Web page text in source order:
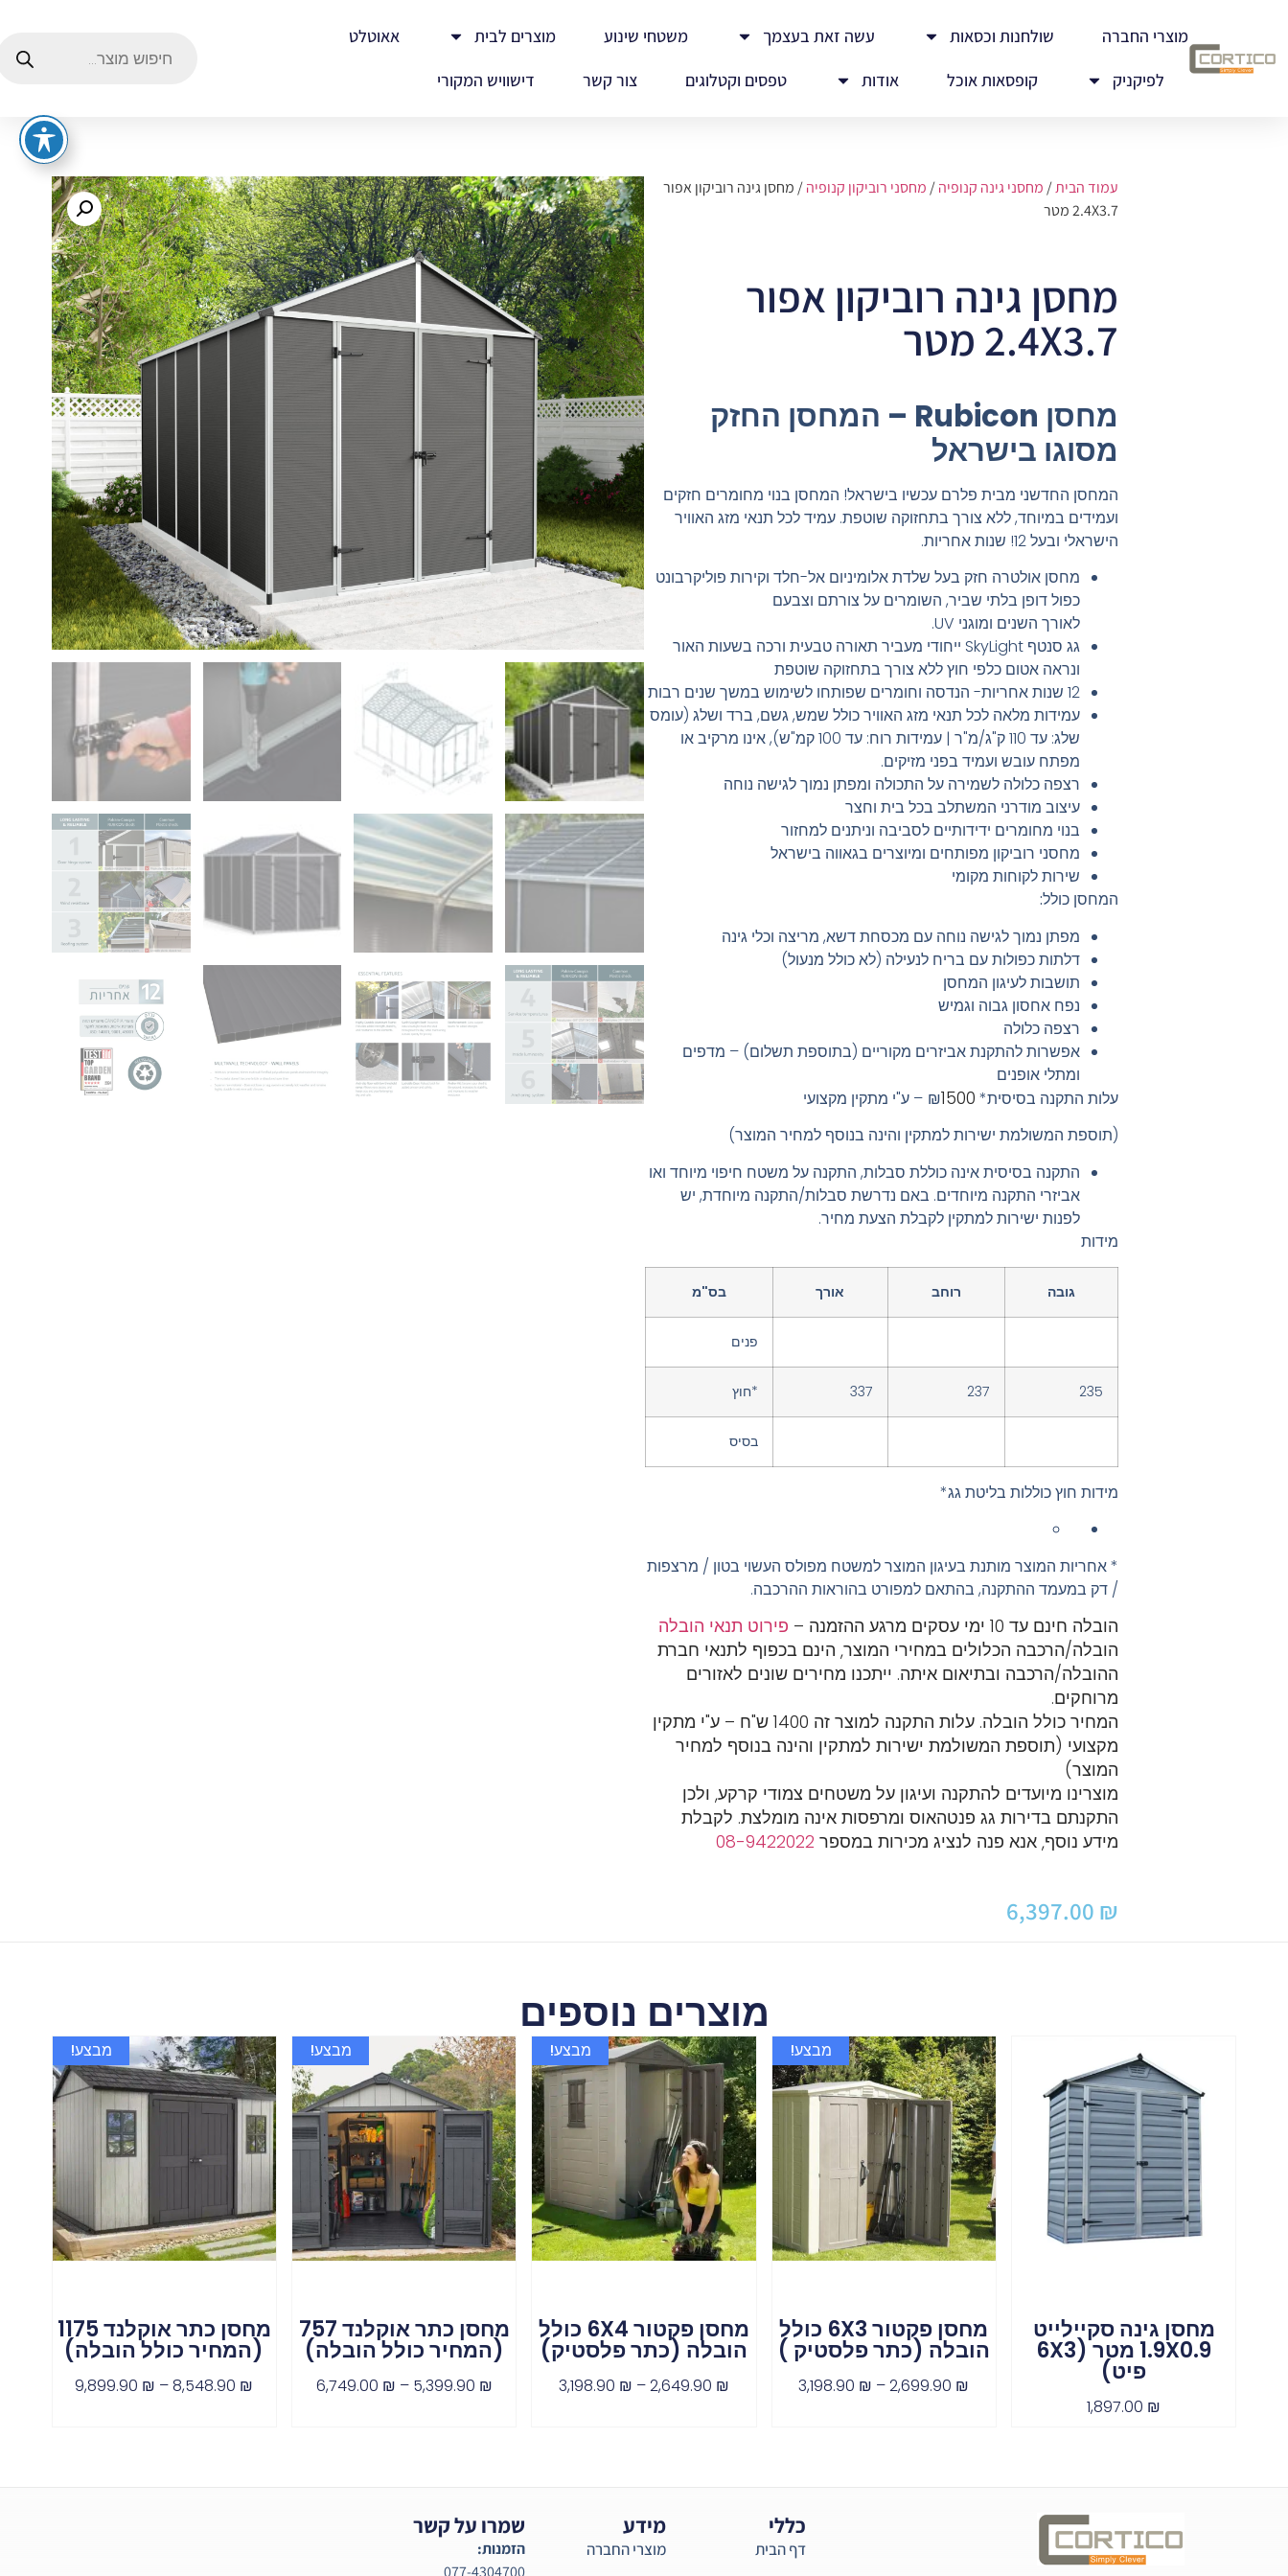
מוצרי החברה שולחנות וכסאות עשה זאת בעצמך משטחי שינוע מוצרים לבית
אאוטלט
לפיקניק
קופסאות אוכל אודות טפסים וקטלוגים צור קשר דישוויש המקורי
עמוד הבית/ מחסני גינה קנופיה/ מחסני רוביקון קנופיה/ מחסן גינה רוביקון אפור
2.4X3.7 מטר
מחסן גינה רוביקון אפור
2.4X3.7 מטר
מחסן Rubicon – המחסן החזק
מסוגו בישראל
המחסן החדשני מבית פלרם עכשיו בישראל! המחסן בנוי מחומרים חזקים
ועמידים במיוחד, ללא צורך בתחזוקה שוטפת. עמיד לכל תנאי מזג האוויר
הישראלי ובעל 12! שנות אחריות.
מחסן אולטרה חזק בעל שלדת אלומיניום אל-חלד וקירות פוליקרבונט
כפול דופן בלתי שביר, השומרים על צורתם וצבעם
לאורך השנים ומוגני UV.
גג סנטף SkyLight ייחודי מעביר תאורה טבעית ורכה בשעות האור
ונראה אטום כלפי חוץ ללא צורך בתחזוקה שוטפת
12 שנות אחריות- הנדסה וחומרים שפותחו לשימוש במשך שנים רבות
עמידות מלאה לכל תנאי מזג האוויר כולל שמש, גשם, ברד ושלג (עומס
שלג: עד 110 ק"ג/מ"ר | עמידות רוח: עד 100 קמ"ש), אינו מרקיב או
מפתח עובש ועמיד בפני מזיקים.
רצפה כלולה לשמירה על התכולה ומפתן נמוך לגישה נוחה
עיצוב מודרני המשתלב בכל בית וחצר
בנוי מחומרים ידידותיים לסביבה וניתנים למחזור
מחסני רוביקון מפותחים ומיוצרים בגאווה בישראל
שירות לקוחות מקומי
המחסן כולל:
מפתן נמוך לגישה נוחה עם מכסחת דשא, מריצה וכלי גינה
דלתות כפולות עם בריח לנעילה (לא כולל מנעול)
תושבות לעיגון המחסן
נפח אחסון גבוה וגמיש
רצפה כלולה
אפשרות להתקנת אביזרים מקוריים (בתוספת תשלום) – מדפים
ומתלי אופנים
עלות התקנה בסיסית* ₪ 1500
– ע"י מתקין מקצועי
(תוספת המשולמת ישירות למתקין והינה בנוסף למחיר המוצר)
התקנה בסיסית אינה כוללת סבלות, התקנה על משטח חיפוי מיוחד ואו
אביזרי התקנה מיוחדים. באם נדרשת סבלות/התקנה מיוחדת, יש
לפנות ישירות למתקין לקבלת הצעת מחיר.
מידות
גובה רוחב אורך בס"מ
פנים
235
237
337 *חוץ
בסיס
מידות חוץ כוללות בליטת גג*
* אחריות המוצר מותנת בעיגון המוצר למשטח מפולס העשוי בטון / מרצפות
/ דק במעמד ההתקנה, בהתאם למפורט בהוראות ההרכבה.
הובלה חינם עד 10 ימי עסקים מרגע ההזמנה –
פירוט תנאי הובלה
הובלה/הרכבה הכלולים במחירי המוצר, הינם בכפוף לתנאי חברת
ההובלה/הרכבה ובתיאום איתה. ייתכנו מחירים שונים לאזורים
מרוחקים.
המחיר כולל הובלה. עלות התקנה למוצר זה 1400 ש"ח – ע"י מתקין
מקצועי (תוספת המשולמת ישירות למתקין והינה בנוסף למחיר
המוצר)
מוצרינו מיועדים להתקנה ועיגון על משטחים צמודי קרקע, ולכן
התקנתם בדירות גג פנטהאוס ומרפסות אינה מומלצת. לקבלת
מידע נוסף, אנא פנה לנציג מכירות במספר 08-9422022
6,397.00 ₪
מוצרים נוספים
מחסן גינה סקיילייט
1.9X0.9 מטר (6X3
פיט)
1,897.00 ₪
מבצע!
מחסן פקטור 6X3 כולל
הובלה (כתר פלסטיק )
2,699.90 ₪
–
3,198.90 ₪
מבצע!
מחסן פקטור 6X4 כולל
הובלה (כתר פלסטיק)
2,649.90 ₪
–
3,198.90 ₪
מבצע!
מחסן כתר אוקלנד 757
(המחיר כולל הובלה)
5,399.90 ₪
–
6,749.00 ₪
מבצע!
מחסן כתר אוקלנד 1175
(המחיר כולל הובלה)
8,548.90 ₪
–
9,899.90 ₪
כללי
דף הבית
מידע
מוצרי החברה
שמרו על קשר
הזמנות: